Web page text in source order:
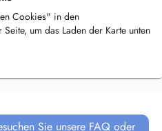
Cookies" in den
um das Laden der Karte unten
Sie unsere FAQ oder